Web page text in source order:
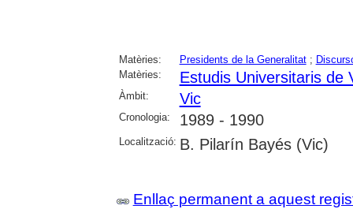
Matèries: Presidents de la Generalitat;
Matèries:
Estudis Universitaris de
Àmbit: Vic
Cronologia: 1989 - 1990
Localització: B. Pilarín Bayés (Vic)
Enllaç permanent a aquest